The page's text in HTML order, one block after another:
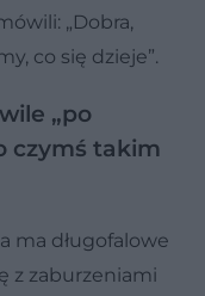
„Dobra,
co się dzieje”.
„po
czymś takim
ma długofalowe
z zaburzeniami